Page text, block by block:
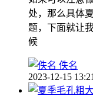
处，那么具体
题，下面就让
候
佚名
2023-12-15